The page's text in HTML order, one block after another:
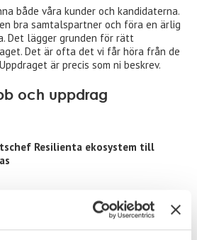
både våra kunder och kandidaterna.
bra samtalspartner och föra en ärlig
Det lägger grunden för rätt
Det är ofta det vi får höra från de
är precis som ni beskrev.
och uppdrag
Resilienta ekosystem till
till Kulturhuset Stadsteatern,